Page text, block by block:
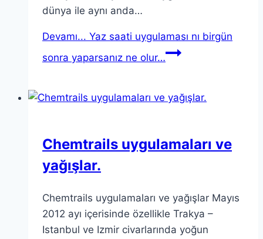
dünya ile aynı anda…
Devamı... Yaz saati uygulaması nı birgün
sonra yaparsanız ne olur…
Chemtrails uygulamaları ve
yağışlar.
Chemtrails uygulamaları ve yağışlar Mayıs
2012 ayı içerisinde özellikle Trakya –
Istanbul ve Izmir civarlarında yoğun